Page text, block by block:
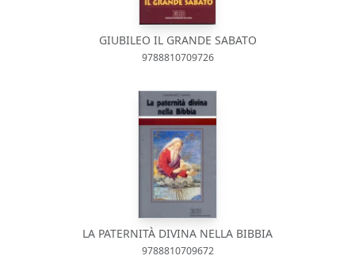
GIUBILEO IL GRANDE SABATO
9788810709726
LA PATERNITÀ DIVINA NELLA BIBBIA
9788810709672